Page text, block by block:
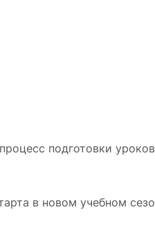
подготовки
в новом учебном